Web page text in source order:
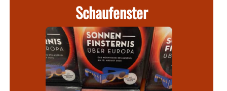
Schaufenster